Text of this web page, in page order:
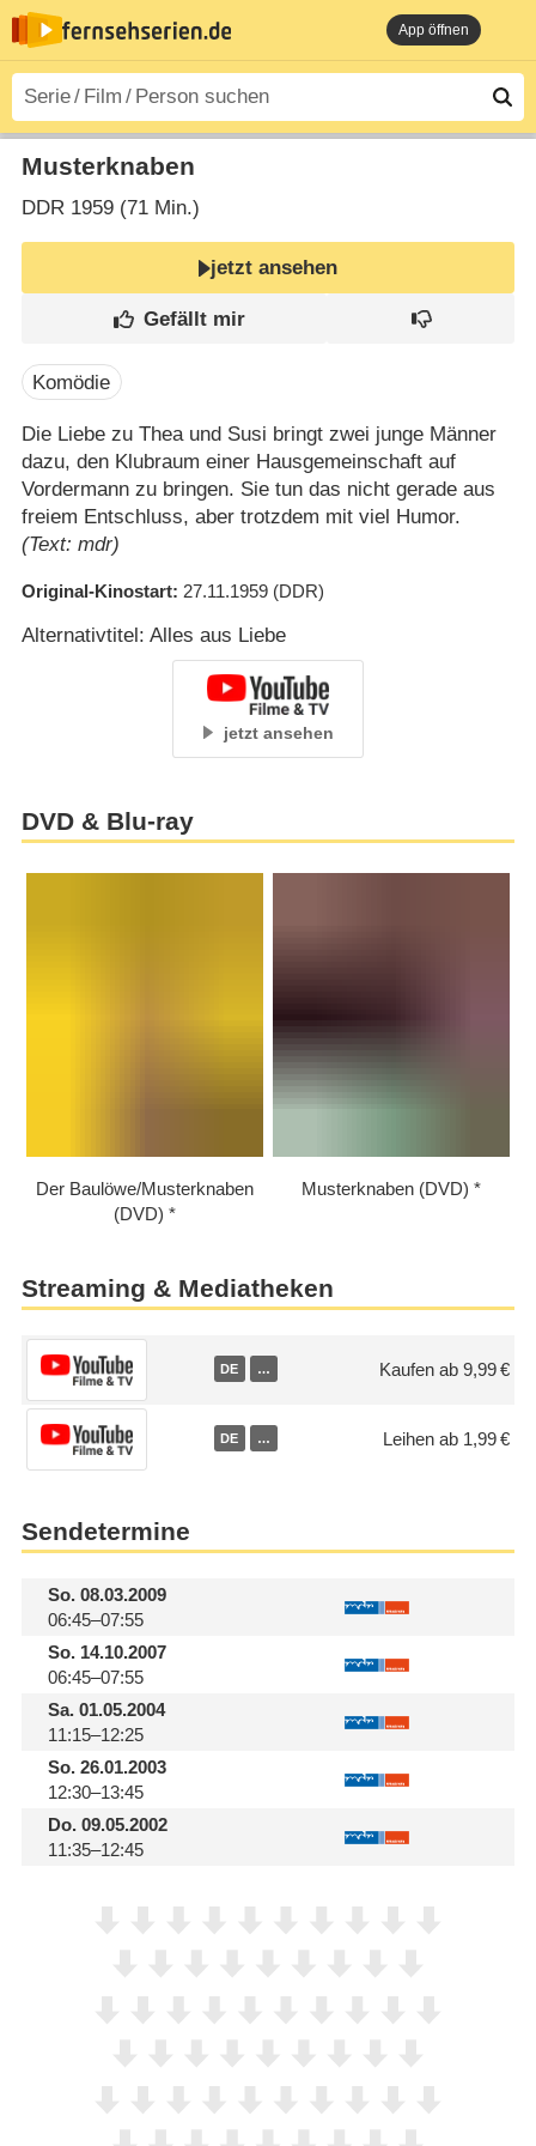
App öffnen
Musterknaben
DDR1959 (71 Min.)
jetzt ansehen
Komödie
Die Liebe zu Thea und Susi bringt zwei junge Männer
dazu, den Klubraum einer Hausgemeinschaft auf
Vordermann zu bringen. Sie tun das nicht gerade aus
freiem Entschluss, aber trotzdem mit viel Humor.
(Text: mdr)
Original-Kinostart 27.11.1959 (DDR)
Alternativtitel: Alles aus Liebe
jetzt ansehen
DVD & Blu-ray
Der Baulöwe/​Musterknaben
(DVD)
Musterknaben (DVD)
Streaming & Mediatheken
DE … Kaufen ab 9,99 €
DE … Leihen ab 1,99 €
Sendetermine
So.08.03.2009
06:45–07:55
So.14.10.2007
06:45–07:55
Sa.01.05.2004
11:15–12:25
So.26.01.2003
12:30–13:45
Do.09.05.2002
11:35–12:45